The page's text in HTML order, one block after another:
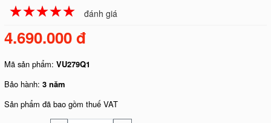
☆☆☆☆☆
★★★★★ đánh giá
4.690.000 đ
Mã sản phẩm:VU279Q1
Bảo hành:3 năm
Sản phẩm đã bao gồm thuế VAT